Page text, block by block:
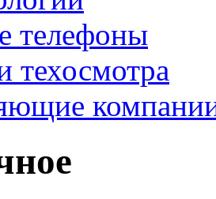
телефоны
техосмотра